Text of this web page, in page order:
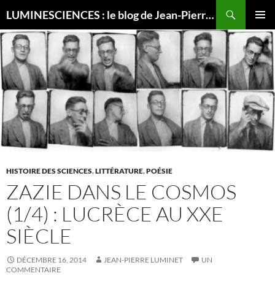
LUMINESCIENCES : le blog de Jean-Pierre LUMINET, astrophysicien
MENU
AU
CONTENU
HISTOIRE DES SCIENCES,LITTÉRATURE,POÉSIE
ZAZIE DANS LE COSMOS
(1/4) : LUCRÈCE AU XXE
SIÈCLE
DÉCEMBRE 16, 2014 JEAN-PIERRE LUMINET
UN
COMMENTAIRE